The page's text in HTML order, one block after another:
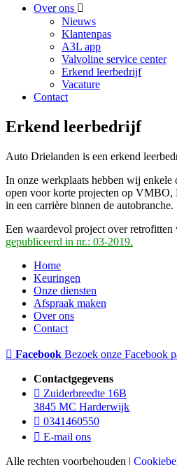
Over ons
Nieuws
Klantenpas
A3L app
Valvoline service center
Erkend leerbedrijf
Vacature
Contact
Erkend leerbedrijf
Auto Drielanden is een erkend
In onze werkplaats hebben wij enkele
open voor korte projecten op VMBO,
in een carrière binnen de autobranche.
Een waardevol project over
gepubliceerd in nr.: 03-2019.
Home
Keuringen
Onze diensten
Afspraak maken
Over ons
Contact
Facebook Bezoek onze Facebook
Contactgegevens
Zuiderbreedte 16B
3845 MC Harderwijk
0341460550
E-mail ons
Alle rechten voorbehouden |